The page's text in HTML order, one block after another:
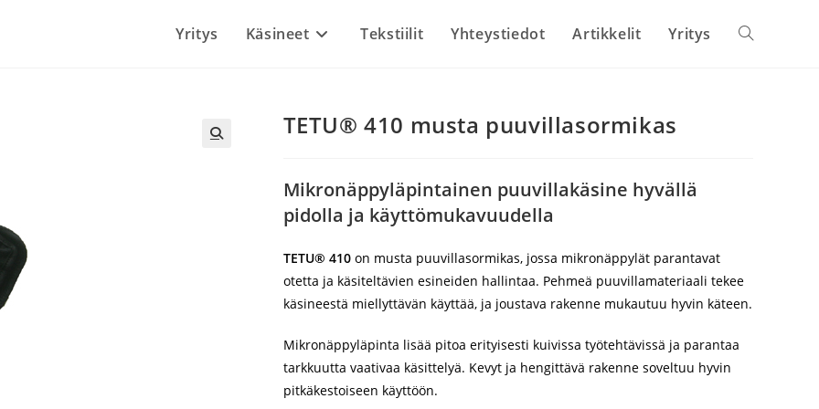
Yritys Käsineet Tekstiilit Yhteystiedot Artikkelit Yritys Toggle
TETU® 410 musta puuvillasormikas
Mikronäppyläpintainen puuvillakäsine hyvällä
pidolla ja käyttömukavuudella
TETU® 410on musta puuvillasormikas, jossa mikronäppylät parantavat
otetta ja käsiteltävien esineiden hallintaa. Pehmeä puuvillamateriaali tekee
käsineestä miellyttävän käyttää, ja joustava rakenne mukautuu hyvin käteen.
Mikronäppyläpinta lisää pitoa erityisesti kuivissa työtehtävissä ja parantaa
tarkkuutta vaativaa käsittelyä. Kevyt ja hengittävä rakenne soveltuu hyvin
pitkäkestoiseen käyttöön.